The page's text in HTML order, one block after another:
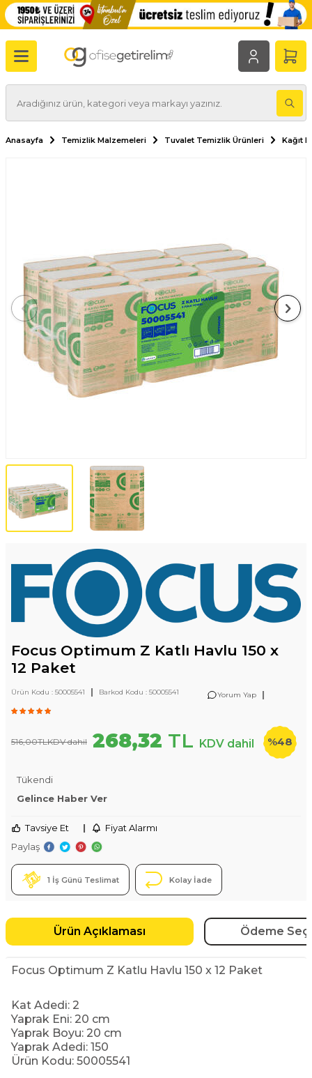
Anasayfa Temizlik Malzemeleri Tuvalet Temizlik Ürünleri Kağıt
Focus Optimum Z Katlı Havlu 150 x
12 Paket
Ürün Kodu : 50005541 | Barkod Kodu : 50005541 Yorum Yap |
516,00TLKDV dahil 268,32 TL KDV dahil %48
Tükendi
Gelince Haber Ver
Tavsiye Et |
Fiyat Alarmı
Paylaş
1 İş Günü Teslimat Kolay İade
Ürün Açıklaması Ödeme
Focus Optimum Z Katlu Havlu 150 x 12 Paket
Kat Adedi: 2
Yaprak Eni: 20 cm
Yaprak Boyu: 20 cm
Yaprak Adedi: 150
Ürün Kodu: 50005541